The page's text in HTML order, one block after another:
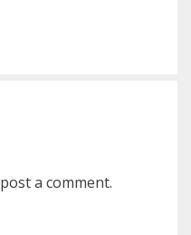
a comment.